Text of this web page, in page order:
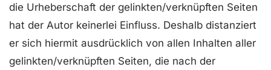
die Urheberschaft der gelinkten/verknüpften Seiten
hat der Autor keinerlei Einfluss. Deshalb distanziert
er sich hiermit ausdrücklich von allen Inhalten aller
gelinkten/verknüpften Seiten, die nach der